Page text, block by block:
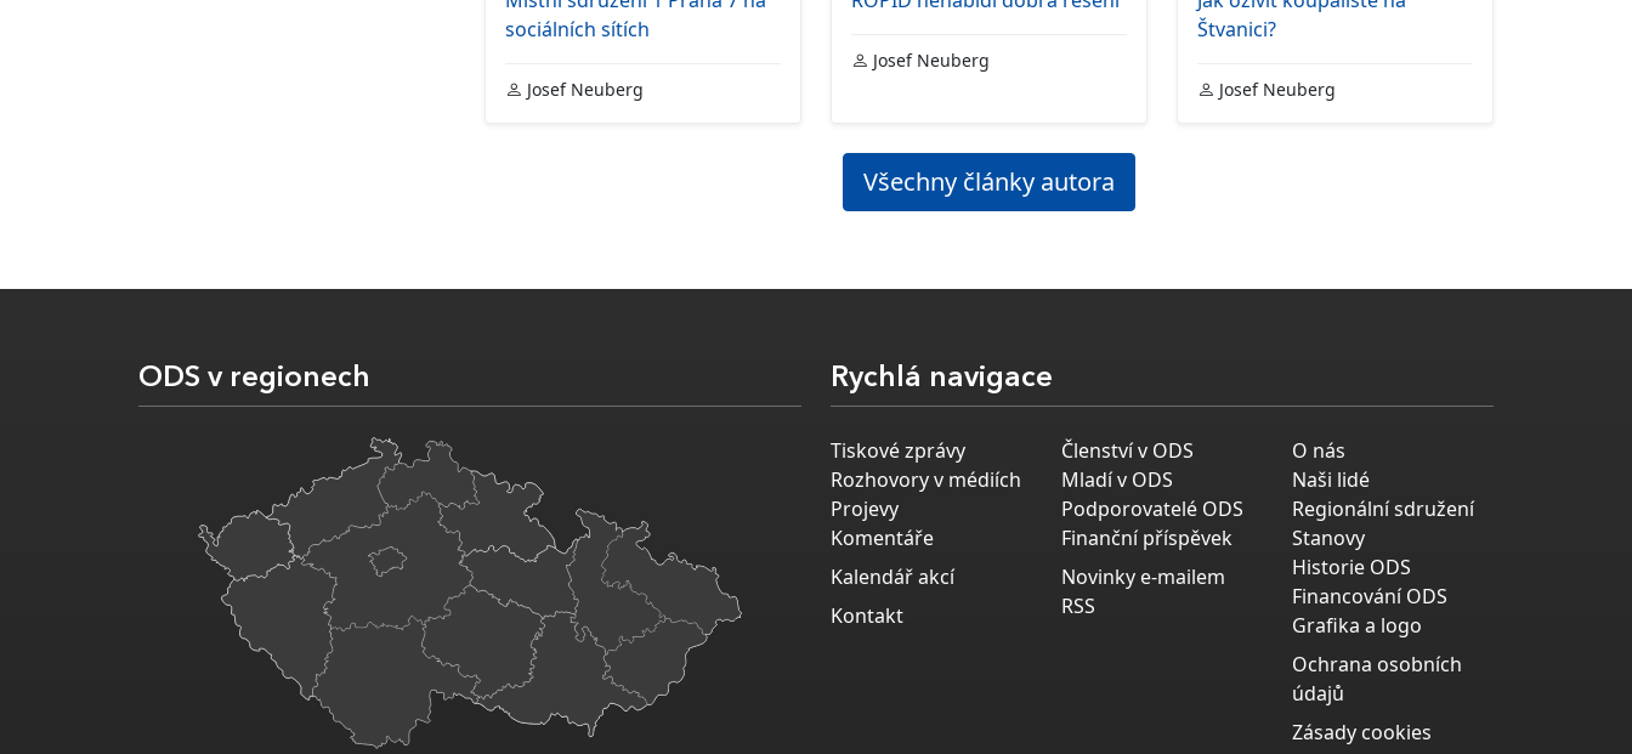
sociálních sítích
Josef Neuberg
Josef Neuberg
Štvanici?
Josef Neuberg
Všechny články autora
ODS v regionech Rychlá navigace
Tiskové zprávy
Rozhovory v médiích
Projevy
Komentáře
Kalendář akcí
Kontakt
Členství v ODS
Mladí v ODS
Podporovatelé ODS
Finanční příspěvek
Novinky e-mailem
RSS
O nás
Naši lidé
Regionální sdružení
Stanovy
Historie ODS
Financování ODS
Grafika a logo
Ochrana osobních
údajů
Zásady cookies